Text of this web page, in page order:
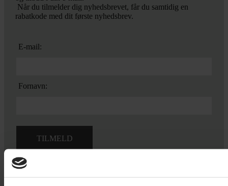
Når du tilmelder dig nyhedsbrevet, får du samtidig en
rabatkode med dit første nyhedsbrev.
E-mail:
Fornavn:
Ved tilmelding accepterer du vores